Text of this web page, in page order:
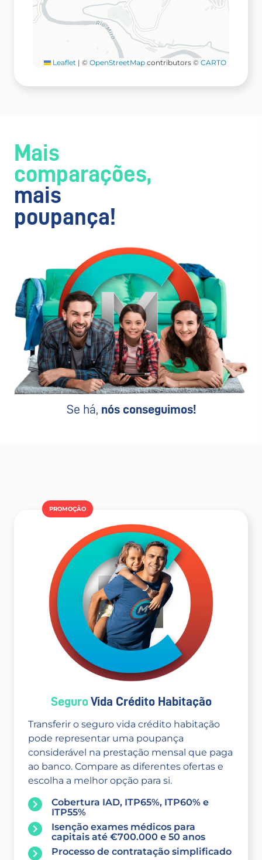
Leaflet | © OpenStreetMap contributors © CARTO
Mais
comparações,
mais
poupança!
Se há, nós conseguimos!
PROMOÇÂO
SeguroVida Crédito Habitação
Transferir o seguro vida crédito habitação
pode representar uma poupança
considerável na prestação mensal que paga
ao banco. Compare as diferentes ofertas e
escolha a melhor opção para si.
Cobertura IAD, ITP65%, ITP60% e
ITP55%
Isenção exames médicos para
capitais até €700.000 e 50 anos
Processo de contratação simplificado